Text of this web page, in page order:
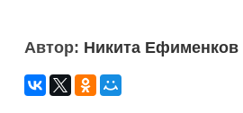
Автор: Никита Ефименков